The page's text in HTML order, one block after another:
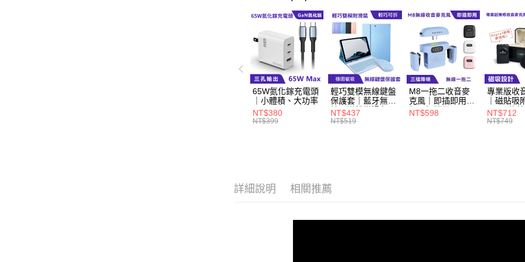
萊爾富取
每筆
付款後萊
每筆
7-11取貨
每筆
每筆
65W氮化鎵充電頭
｜小體積、大功率
NT$380
NT$399
輕巧雙模無線鍵盤
保護套｜藍牙無
線、送雙模滑鼠
NT$437
NT$519
M8一拖二收音麥
克風｜即插即用、
輕巧好攜帶
NT$598
專業版收
｜磁貼吸
300M傳輸
NT$712
NT$749
詳細說明 相關推薦